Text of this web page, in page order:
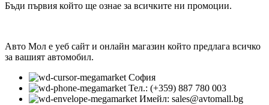
Бъди първия който ще ознае за всичките ни промоции.
Авто Мол е уеб сайт и онлайн магазин който предлага всичко
за вашият автомобил.
София
Тел.: (+359) 887 780 003
Имейл: sales@avtomall.bg